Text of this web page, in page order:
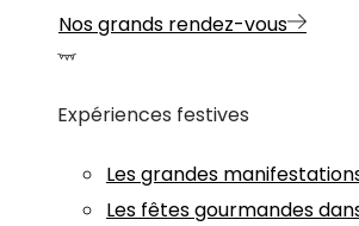
Nos grands rendez-vous
Expériences festives
Les grandes
Les fêtes gourmandes